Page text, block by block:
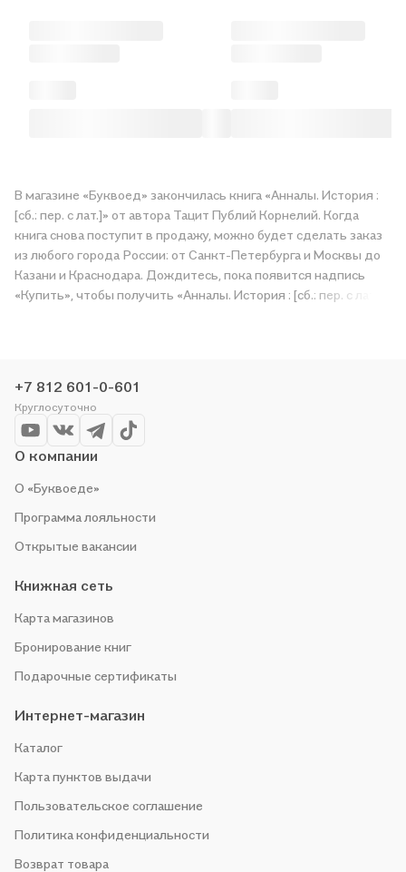
В магазине «Буквоед» закончилась книга «Анналы. История :
[сб.: пер. с лат.]» от автора Тацит Публий Корнелий. Когда
книга снова поступит в продажу, можно будет сделать заказ
из любого города России: от Санкт-Петербурга и Москвы до
Казани и Краснодара. Дождитесь, пока появится надпись
«Купить», чтобы получить «Анналы. История : [сб.: пер. с лат.]»
чтобы не упустить выгоду!
+7 812 601-0-601
Круглосуточно
О компании
О «Буквоеде»
Программа лояльности
Открытые вакансии
Книжная сеть
Карта магазинов
Бронирование книг
Подарочные сертификаты
Интернет-магазин
Каталог
Карта пунктов выдачи
Пользовательское соглашение
Политика конфиденциальности
Возврат товара